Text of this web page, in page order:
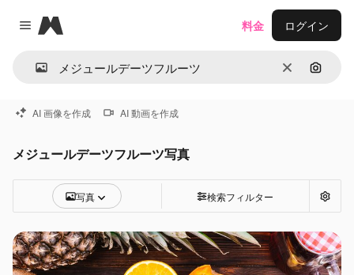
Close menu
Magnific
消去 画像で
料金 ログイン
AI 画像を作成 AI 動画を作成
メジュールデーツフルーツ写真
写真 検索フィルター